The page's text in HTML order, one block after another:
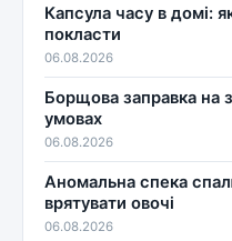
Капсула часу в домі:
покласти
06.08.2026
Борщова заправка на
умовах
06.08.2026
Аномальна спека
врятувати овочі
06.08.2026